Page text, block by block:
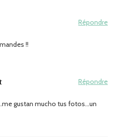
Répondre
!!
Répondre
gustan mucho tus fotos…un